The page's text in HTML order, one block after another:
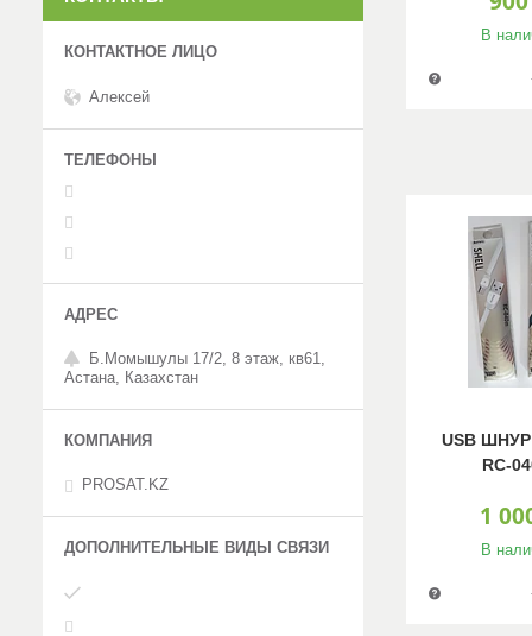
В
USB ШНУР
RC-
1
В
Алексей
Б.Момышулы 17/2, 8 этаж, кв61,
Астана, Казахстан
PROSAT.KZ